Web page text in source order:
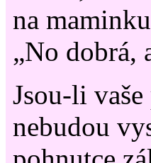
na
„No dobrá,
Jsou-li
nebudou